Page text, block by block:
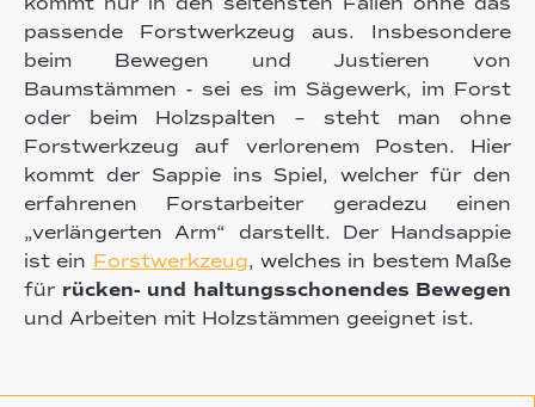
passende Forstwerkzeug aus. Insbesondere
beim Bewegen und Justieren von
Baumstämmen - sei es im Sägewerk, im Forst
oder beim Holzspalten – steht man ohne
Forstwerkzeug auf verlorenem Posten. Hier
kommt der Sappie ins Spiel, welcher für den
erfahrenen Forstarbeiter geradezu einen
„verlängerten Arm“ darstellt. Der Handsappie
ist ein Forstwerkzeug, welches in bestem Maße
für rücken- und haltungsschonendes Bewegen
und Arbeiten mit Holzstämmen geeignet ist.